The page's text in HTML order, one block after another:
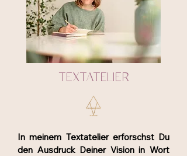
TEXTATELIER
In meinem Textatelier erforschst Du
den Ausdruck Deiner Vision in Wort